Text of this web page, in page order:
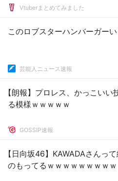
Vtuberまとめてみました
このロブスターハンバーガー
芸能人ニュース速報
【朗報】プロレス、かっこいい
る模様ｗｗｗｗｗ
GOSSIP速報
【日向坂46】KAWADAさんっ
のもってるｗｗｗｗｗｗｗｗｗ